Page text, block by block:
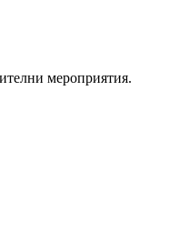
мероприятия.